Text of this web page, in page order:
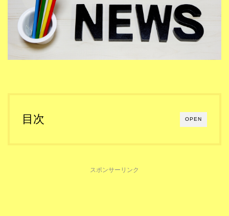
OPEN
目次
スポンサーリンク